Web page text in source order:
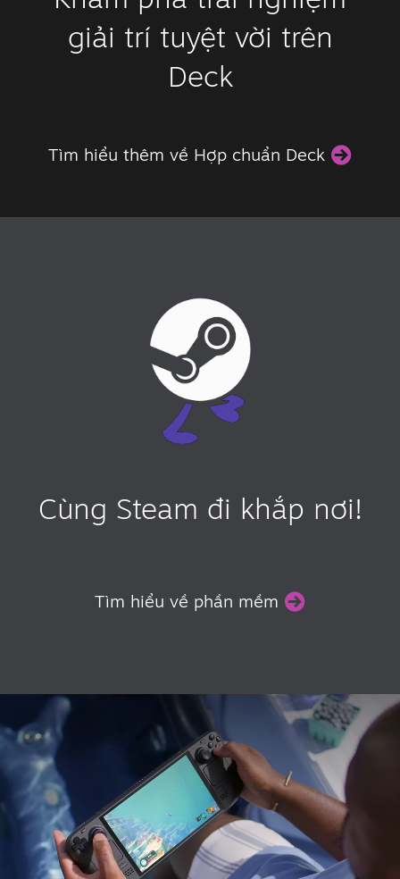
giải trí tuyệt vời trên
Deck
Tìm hiểu thêm về Hợp chuẩn Deck
Cùng Steam đi khắp nơi!
Tìm hiểu về phần mềm